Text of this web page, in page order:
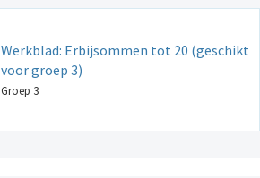
Werkblad: Erbijsommen tot 20 (geschikt
voor groep 3)
Groep 3